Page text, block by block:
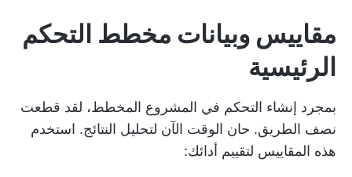
مقاييس وبيانات مخطط التحكم
الرئيسية
بمجرد إنشاء التحكم في المشروع المخطط، لقد قطعت
نصف الطريق. حان الوقت الآن لتحليل النتائج. استخدم
هذه المقاييس لتقييم أدائك: